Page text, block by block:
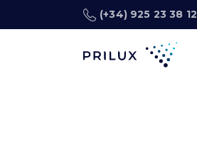
(+34) 925 23 38 12